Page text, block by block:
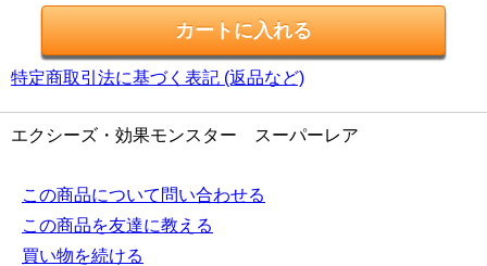
特定商取引法に基づく表記 (返品など)
エクシーズ・効果モンスター スーパーレア
この商品について問い合わせる
この商品を友達に教える
買い物を続ける